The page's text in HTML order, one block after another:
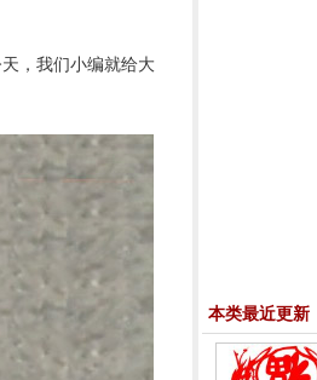
，我们小编就给大
本类最近更新